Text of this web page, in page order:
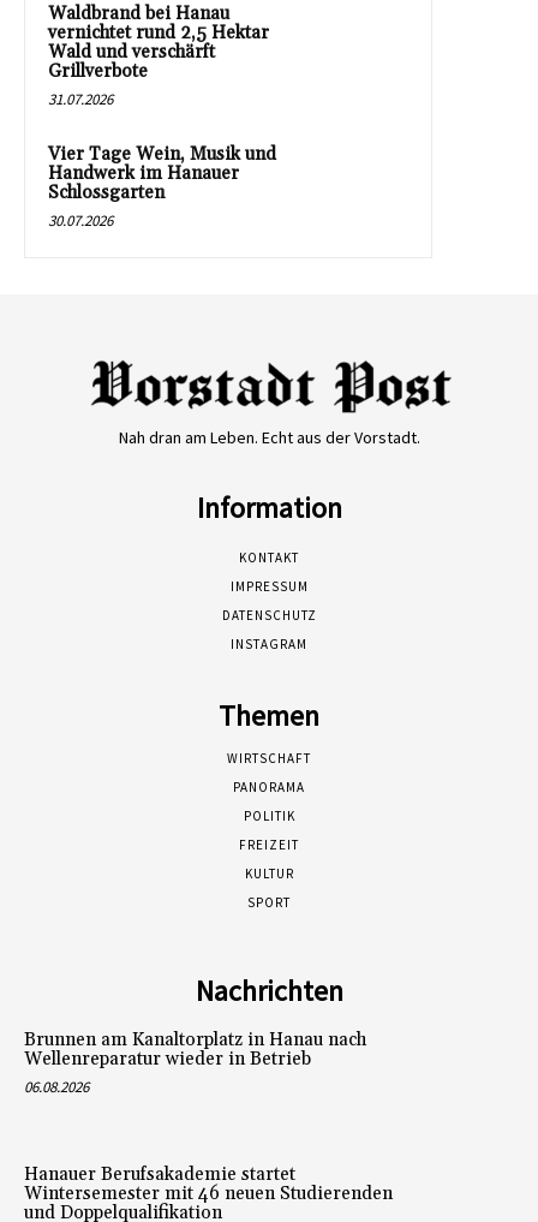
Waldbrand bei Hanau
vernichtet rund 2,5 Hektar
Wald und verschärft
Grillverbote
31.07.2026
Vier Tage Wein, Musik und
Handwerk im Hanauer
Schlossgarten
30.07.2026
Nah dran am Leben. Echt aus der Vorstadt.
Information
KONTAKT
IMPRESSUM
DATENSCHUTZ
INSTAGRAM
Themen
WIRTSCHAFT
PANORAMA
POLITIK
FREIZEIT
KULTUR
SPORT
Nachrichten
Brunnen am Kanaltorplatz in Hanau nach
Wellenreparatur wieder in Betrieb
06.08.2026
Hanauer Berufsakademie startet
Wintersemester mit 46 neuen Studierenden
und Doppelqualifikation